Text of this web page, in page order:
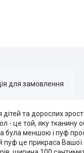
для замовлення
та дорослих
це той, яку тканину
меншою і пуф
це прикраса Вашої